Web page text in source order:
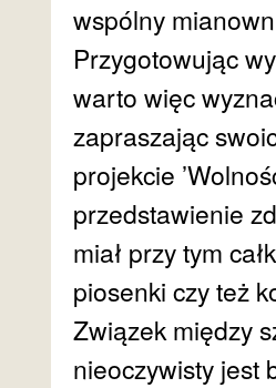
wspólny
Przygotowując
warto więc
zapraszając
projekcie
przedstawienie
miał przy tym
piosenki czy też
Związek między
nieoczywisty jest